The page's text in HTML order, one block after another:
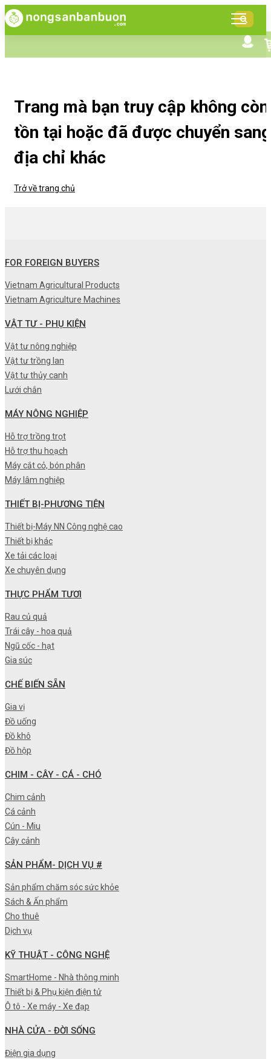
MỤC
Trang mà bạn truy cập không còn
tồn tại hoặc đã được chuyển sang
địa chỉ khác
Trở về trang chủ
FOR FOREIGN BUYERS
Vietnam Agricultural Products
Vietnam Agriculture Machines
VẬT TƯ - PHỤ KIỆN
Vật tư nông nghiệp
Vật tư trồng lan
Vật tư thủy canh
Lưới chắn
MÁY NÔNG NGHIỆP
Hỗ trợ trồng trọt
Hỗ trợ thu hoạch
Máy cắt cỏ, bón phân
Máy lâm nghiệp
THIẾT BỊ-PHƯƠNG TIỆN
Thiết bị-Máy NN Công nghệ cao
Thiết bị khác
Xe tải các loại
Xe chuyên dụng
THỰC PHẨM TƯƠI
Rau củ quả
Trái cây - hoa quả
Ngũ cốc - hạt
Gia súc
CHẾ BIẾN SẴN
Gia vị
Đồ uống
Đồ khô
Đồ hộp
CHIM - CÂY - CÁ - CHÓ
Chim cảnh
Cá cảnh
Cún - Miu
Cây cảnh
SẢN PHẨM- DỊCH VỤ #
Sản phẩm chăm sóc sức khỏe
Sách & Ấn phẩm
Cho thuê
Dịch vụ
KỸ THUẬT - CÔNG NGHỆ
SmartHome - Nhà thông minh
Thiết bị & Phụ kiện điện tử
Ô tô - Xe máy - Xe đạp
NHÀ CỬA - ĐỜI SỐNG
Điện gia dụng